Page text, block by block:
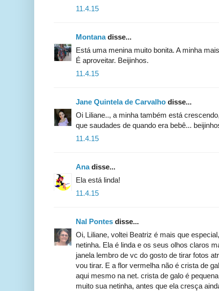
11.4.15
Montanadisse...
Está uma menina muito bonita. A minha
É aproveitar. Beijinhos.
11.4.15
Jane Quintela de Carvalho disse...
Oi Liliane.., a minha também está
que saudades de quando era bebê...
11.4.15
Anadisse...
Ela está linda!
11.4.15
Nal Pontes disse...
Oi, Liliane, voltei Beatriz é mais que
netinha. Ela é linda e os seus olhos claros
janela lembro de vc do gosto de tirar fotos
vou tirar. E a flor vermelha não é crista de
aqui mesmo na net. crista de galo é
muito sua netinha, antes que ela cresça